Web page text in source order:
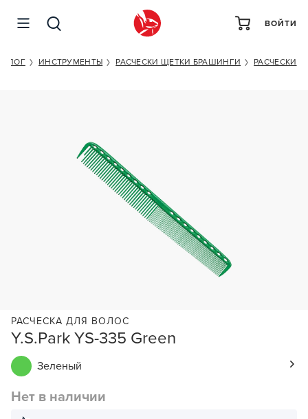
ВОЙТИ
ИНСТРУМЕНТЫ РАСЧЕСКИ ЩЕТКИ БРАШИНГИ РАСЧЕСКИ
Y.S.Park YS-335 Green
РАСЧЕСКА ДЛЯ ВОЛОС
Зеленый
Нет в наличии
Y.S.PARK YS-335 GREEN